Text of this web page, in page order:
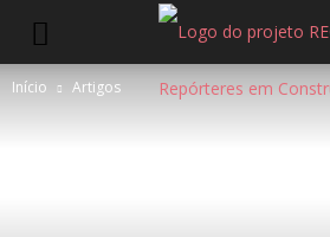
Início Artigos